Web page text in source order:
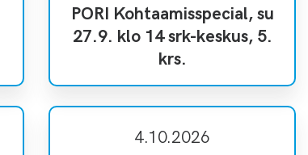
PORI Kohtaamisspecial, su
27.9. klo 14 srk-keskus, 5.
krs.
4.10.2026